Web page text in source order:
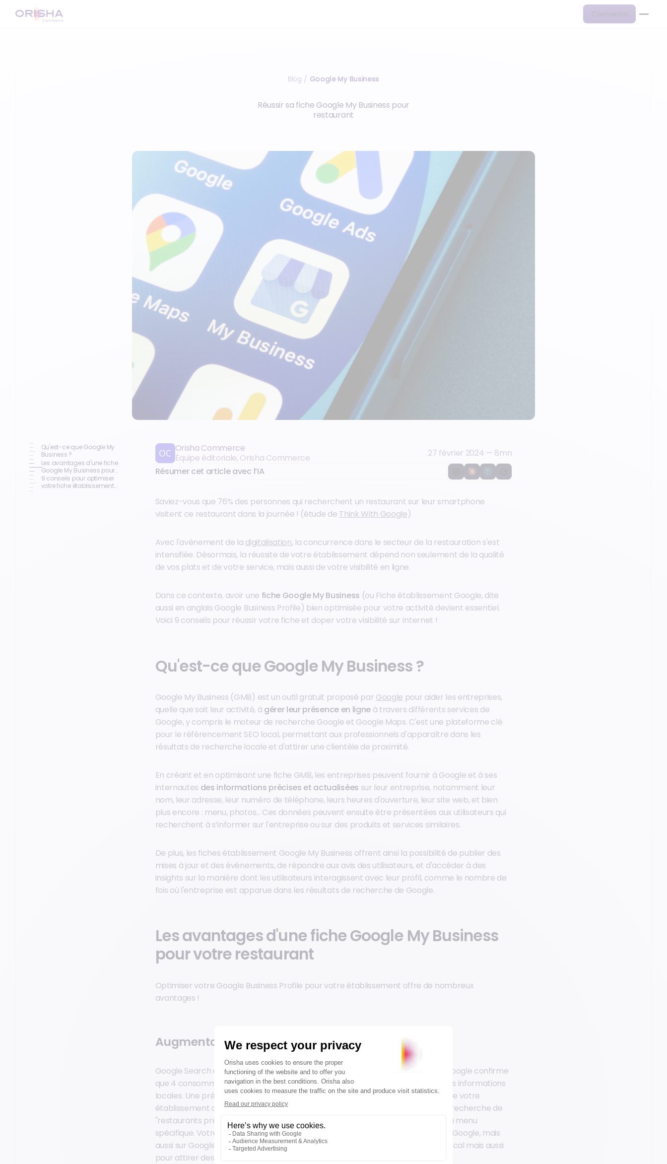
Connexion
Blog / Google My Business
Réussir sa fiche Google My Business pour
restaurant
Qu'est-ce que Google My
Business ?
Les avantages d'une fiche
Google My Business pour
votre restaurant
9 conseils pour optimiser
votre fiche établissement
Orisha Commerce
Équipe éditoriale, Orisha Commerce
27 février 2024 — 8mn
Résumer cet article avec l’IA
Saviez-vous que 76% des personnes qui recherchent un restaurant sur leur smartphone
visitent ce restaurant dans la journée ! (étude de Think With Google)
Avec l'avènement de la digitalisation, la concurrence dans le secteur de la restauration s'est
intensifiée. Désormais, la réussite de votre établissement dépend non seulement de la qualité
de vos plats et de votre service, mais aussi de votre visibilité en ligne.
Dans ce contexte, avoir une fiche Google My Business (ou Fiche établissement Google, dite
aussi en anglais Google Business Profile) bien optimisée pour votre activité devient essentiel.
Voici 9 conseils pour réussir votre fiche et doper votre visibilité sur Internet !
Qu'est-ce que Google My Business ?
Google My Business (GMB) est un outil gratuit proposé par Google pour aider les entreprises,
quelle que soit leur activité, à gérer leur présence en ligne à travers différents services de
Google, y compris le moteur de recherche Google et Google Maps. C'est une plateforme clé
pour le référencement SEO local, permettant aux professionnels d'apparaître dans les
résultats de recherche locale et d'attirer une clientèle de proximité.
En créant et en optimisant une fiche GMB, les entreprises peuvent fournir à Google et à ses
internautes des informations précises et actualisées sur leur entreprise, notamment leur
nom, leur adresse, leur numéro de téléphone, leurs heures d'ouverture, leur site web, et bien
plus encore : menu, photos... Ces données peuvent ensuite être présentées aux utilisateurs qui
recherchent à s’informer sur l'entreprise ou sur des produits et services similaires.
De plus, les fiches établissement Google My Business offrent ainsi la possibilité de publier des
mises à jour et des événements, de répondre aux avis des utilisateurs, et d'accéder à des
insights sur la manière dont les utilisateurs interagissent avec leur profil, comme le nombre de
fois où l'entreprise est apparue dans les résultats de recherche de Google.
Les avantages d'une fiche Google My Business
pour votre restaurant
Optimiser votre Google Business Profile pour votre établissement offre de nombreux
avantages !
Augmentation de la visibilité en ligne
Google Search estle moteur de recherchele plus utilisé au monde. D’ailleurs, Google confirme
que 4 consommateurs sur 5 utilisent les moteurs de recherche pour trouver des informations
locales. Une présence optimisée sur Google My Business augmente la visibilité de votre
établissement dans les recherches locales, que ce soit pour les personnes à la recherche de
"restaurants près de moi" ou pour ceux qui recherchent un type de cuisine ou un menu
spécifique. Votre établissement apparaîtra dans les résultats de recherche de Google, mais
aussi sur Google Maps, ce qui est essentiel à la fois pour votre référencement local mais aussi
pour attirer des clients locaux.